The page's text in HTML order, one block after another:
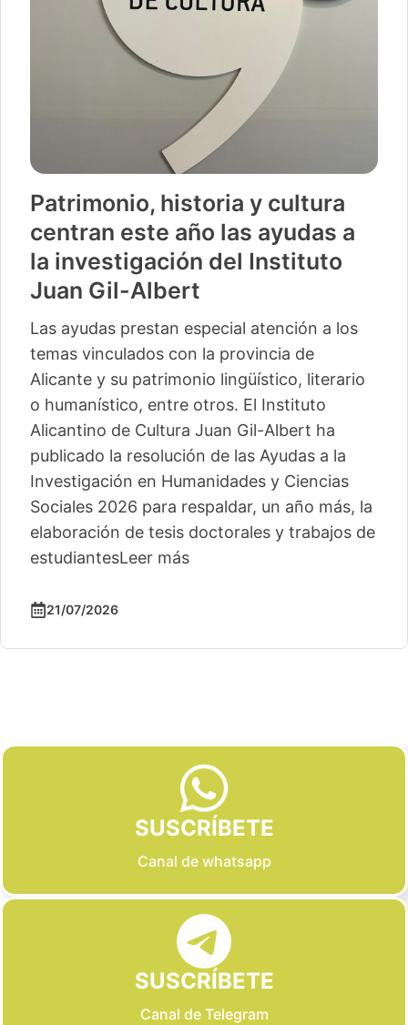
Patrimonio, historia y cultura
centran este año las ayudas a
la investigación del Instituto
Juan Gil-Albert
Las ayudas prestan especial atención a los
temas vinculados con la provincia de
Alicante y su patrimonio lingüístico, literario
o humanístico, entre otros. El Instituto
Alicantino de Cultura Juan Gil-Albert ha
publicado la resolución de las Ayudas a la
Investigación en Humanidades y Ciencias
Sociales 2026 para respaldar, un año más, la
elaboración de tesis doctorales y trabajos de
estudiantesLeer más
21/07/2026
SUSCRÍBETE
Canal de whatsapp
SUSCRÍBETE
Canal de Telegram